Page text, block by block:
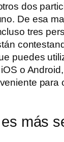
dos
De esa
tres
puedes
o Android,
para
más